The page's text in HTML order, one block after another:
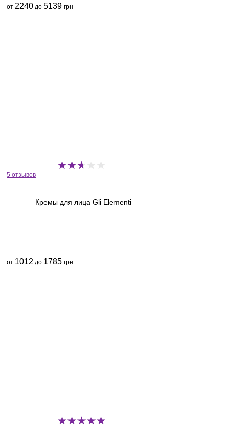
от 2240 до 5139 грн
5 отзывов
Кремы для лица Gli Elementi
от 1012 до 1785 грн